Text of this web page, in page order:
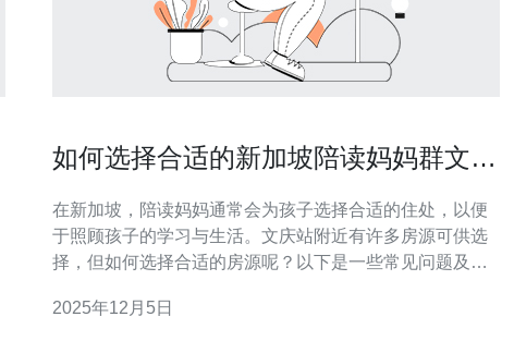
如何选择合适的新加坡陪读妈妈群文庆
在新加坡，陪读妈妈通常会为孩子选择合适的住处，以便
于照顾孩子的学习与生活。文庆站附近有许多房源可供选
择，但如何选择合适的房源呢？以下是一些常见问题及其
您可以找到多种类型的房源，包括公寓、组屋和独立屋。
2025年12月5日